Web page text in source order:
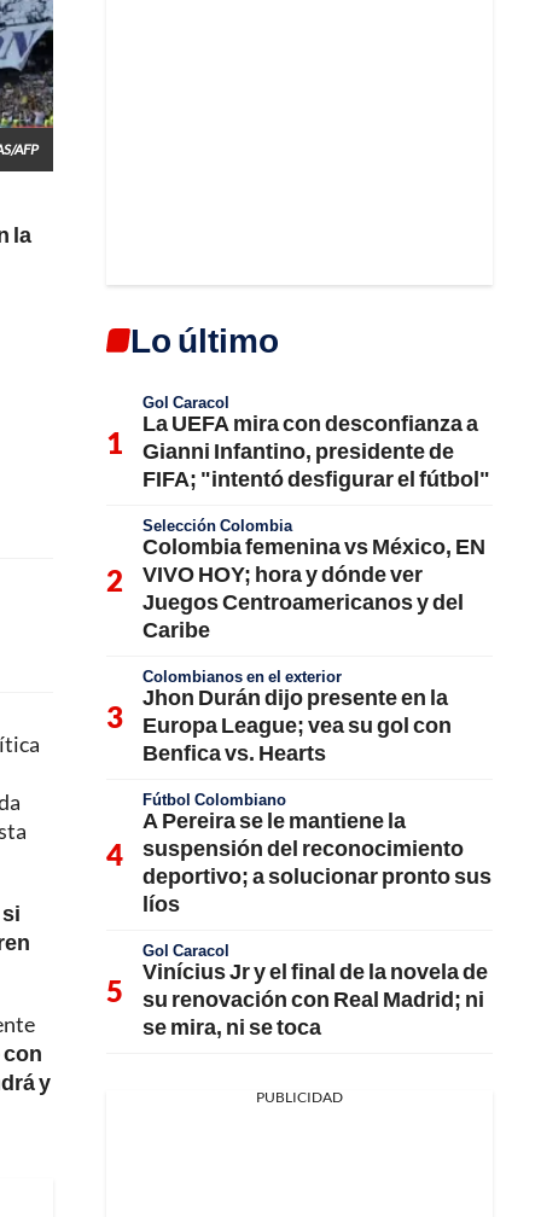
AFP
la
si
con
y
Lo último
Gol Caracol
La UEFA mira con desconfianza a
Gianni Infantino, presidente de
FIFA; "intentó desfigurar el fútbol"
Selección Colombia
Colombia femenina vs México, EN
VIVO HOY; hora y dónde ver
Juegos Centroamericanos y del
Caribe
Colombianos en el exterior
Jhon Durán dijo presente en la
Europa League; vea su gol con
Benfica vs. Hearts
Fútbol Colombiano
A Pereira se le mantiene la
suspensión del reconocimiento
deportivo; a solucionar pronto sus
líos
Gol Caracol
Vinícius Jr y el final de la novela de
su renovación con Real Madrid; ni
se mira, ni se toca
PUBLICIDAD